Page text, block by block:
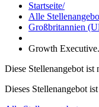
Startseite/
Alle
Großbritannien
Growth
Diese Stellenangebot ist
Dieses Stellenangebot